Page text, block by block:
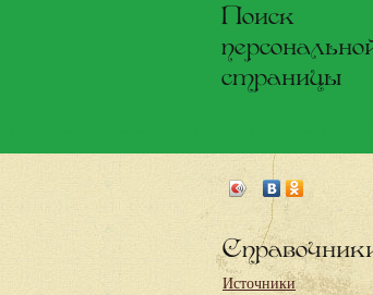
Поиск
страницы
Источники